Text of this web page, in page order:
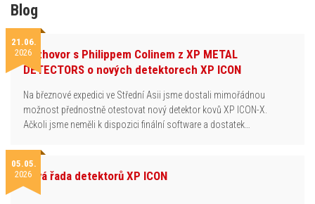
Blog
21.06.
2026Rozhovor s Philippem Colinem z XP METAL
DETECTORS o nových detektorech XP ICON
Na březnové expedici ve Střední Asii jsme dostali mimořádnou
možnost přednostně otestovat nový detektor kovů XP ICON-X.
Ačkoli jsme neměli k dispozici finální software a dostatek…
05.05.
2026Nová řada detektorů XP ICON